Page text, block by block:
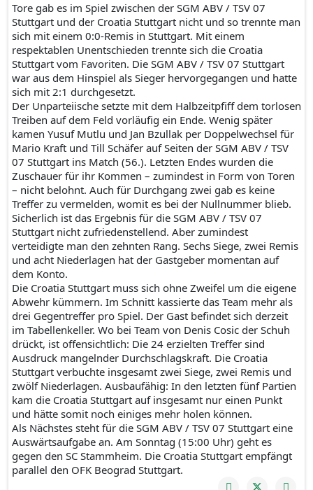
Tore gab es im Spiel zwischen der SGM ABV / TSV 07
Stuttgart und der Croatia Stuttgart nicht und so trennte man
sich mit einem 0:0-Remis in Stuttgart. Mit einem
respektablen Unentschieden trennte sich die Croatia
Stuttgart vom Favoriten. Die SGM ABV / TSV 07 Stuttgart
war aus dem Hinspiel als Sieger hervorgegangen und hatte
sich mit 2:1 durchgesetzt.
Der Unparteiische setzte mit dem Halbzeitpfiff dem torlosen
Treiben auf dem Feld vorläufig ein Ende. Wenig später
kamen Yusuf Mutlu und Jan Bzullak per Doppelwechsel für
Mario Kraft und Till Schäfer auf Seiten der SGM ABV / TSV
07 Stuttgart ins Match (56.). Letzten Endes wurden die
Zuschauer für ihr Kommen – zumindest in Form von Toren
– nicht belohnt. Auch für Durchgang zwei gab es keine
Treffer zu vermelden, womit es bei der Nullnummer blieb.
Sicherlich ist das Ergebnis für die SGM ABV / TSV 07
Stuttgart nicht zufriedenstellend. Aber zumindest
verteidigte man den zehnten Rang. Sechs Siege, zwei Remis
und acht Niederlagen hat der Gastgeber momentan auf
dem Konto.
Die Croatia Stuttgart muss sich ohne Zweifel um die eigene
Abwehr kümmern. Im Schnitt kassierte das Team mehr als
drei Gegentreffer pro Spiel. Der Gast befindet sich derzeit
im Tabellenkeller. Wo bei Team von Denis Cosic der Schuh
drückt, ist offensichtlich: Die 24 erzielten Treffer sind
Ausdruck mangelnder Durchschlagskraft. Die Croatia
Stuttgart verbuchte insgesamt zwei Siege, zwei Remis und
zwölf Niederlagen. Ausbaufähig: In den letzten fünf Partien
kam die Croatia Stuttgart auf insgesamt nur einen Punkt
und hätte somit noch einiges mehr holen können.
Als Nächstes steht für die SGM ABV / TSV 07 Stuttgart eine
Auswärtsaufgabe an. Am Sonntag (15:00 Uhr) geht es
gegen den SC Stammheim. Die Croatia Stuttgart empfängt
parallel den OFK Beograd Stuttgart.